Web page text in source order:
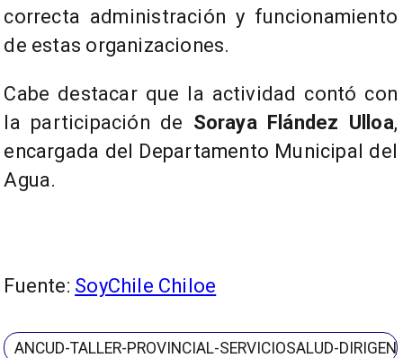
correcta administración y funcionamiento
de estas organizaciones.
Cabe destacar que la actividad contó con
la participación de Soraya Flández Ulloa,
encargada del Departamento Municipal del
Agua.
Fuente: SoyChile Chiloe
ANCUD-TALLER-PROVINCIAL-SERVICIOSALUD-